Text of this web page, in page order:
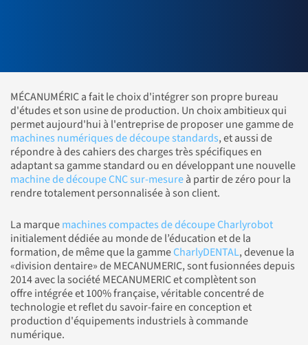
MÉCANUMÉRIC a fait le choix d'intégrer son propre bureau
d'études et son usine de production. Un choix ambitieux qui
permet aujourd'hui à l'entreprise de proposer une gamme de
machines numériques de découpe standards, et aussi de
répondre à des cahiers des charges très spécifiques en
adaptant sa gamme standard ou en développant une nouvelle
machine de découpe CNC sur-mesureà partir de zéro pour la
rendre totalement personnalisée à son client.
La marquemachines compactes de découpe Charlyrobot
initialement dédiée au monde de l’éducation et de la
formation, de même que la gammeCharlyDENTAL, devenue la
«division dentaire» de MECANUMERIC, sont fusionnées depuis
2014 avec la société MECANUMERIC et complètent son
offre intégrée et 100% française, véritable concentré de
technologie et reflet du savoir-faire en conception et
production d'équipements industriels à commande
numérique.